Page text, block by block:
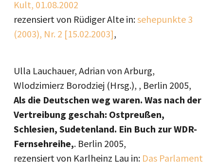
Kult, 01.08.2002
rezensiert von Rüdiger Alte in:sehepunkte 3
(2003), Nr. 2 [15.02.2003],
Ulla Lauchauer, Adrian von Arburg,
Wlodzimierz Borodziej (Hrsg.), , Berlin 2005,
Als die Deutschen weg waren. Was nach der
Vertreibung geschah: Ostpreußen,
Schlesien, Sudetenland. Ein Buch zur WDR-
Fernsehreihe,. Berlin 2005,
rezensiert von Karlheinz Lau in: Das Parlament